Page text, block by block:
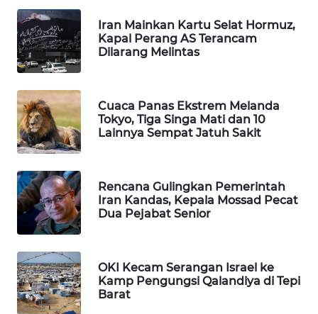
Iran Mainkan Kartu Selat Hormuz,
Kapal Perang AS Terancam
Dilarang Melintas
Cuaca Panas Ekstrem Melanda
Tokyo, Tiga Singa Mati dan 10
Lainnya Sempat Jatuh Sakit
Rencana Gulingkan Pemerintah
Iran Kandas, Kepala Mossad Pecat
Dua Pejabat Senior
OKI Kecam Serangan Israel ke
Kamp Pengungsi Qalandiya di Tepi
Barat
WAHANANEWS
ID
CO ID
WAHANANEWS
NET
WAHANA
SPORT
UMKM
WAHANA
SELEB